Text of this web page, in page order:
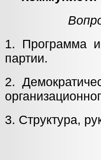
1. Программа
партии.
2.
3. Структура,